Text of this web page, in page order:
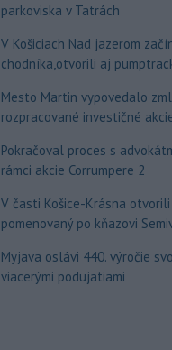
parkoviska v Tatrách
V Košiciach Nad jazerom
chodníka,otvorili aj
Mesto Martin vypovedalo
rozpracované investičné
Pokračoval proces s
rámci akcie Corrumpere 2
V časti Košice-Krásna
pomenovaný po kňazovi
Myjava oslávi 440. výročie
viacerými podujatiami